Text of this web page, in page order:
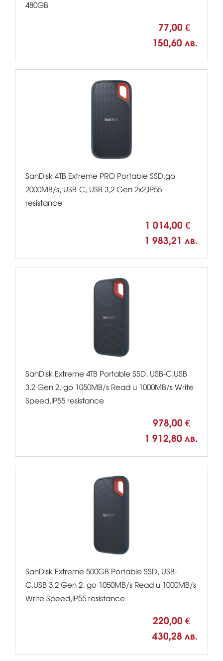
480GB
77,00 €
150,60 лв.
SanDisk 4TB Extreme PRO Portable SSD,до
2000MB/s, USB-C, USB 3,2 Gen 2x2,IP55
resistance
1 014,00 €
1 983,21 лв.
SanDisk Extreme 4TB Portable SSD, USB-C,USB
3.2 Gen 2, до 1050MB/s Read и 1000MB/s Write
Speed,IP55 resistance
978,00 €
1 912,80 лв.
SanDisk Extreme 500GB Portable SSD, USB-
C,USB 3.2 Gen 2, до 1050MB/s Read и 1000MB/s
Write Speed,IP55 resistance
220,00 €
430,28 лв.